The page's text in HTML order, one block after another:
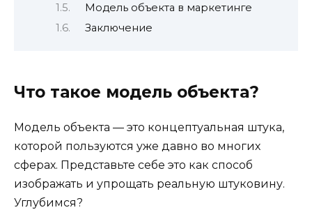
Модель объекта в маркетинге
Заключение
Что такое модель объекта?
Модель объекта — это концептуальная штука,
которой пользуются уже давно во многих
сферах. Представьте себе это как способ
изображать и упрощать реальную штуковину.
Углубимся?